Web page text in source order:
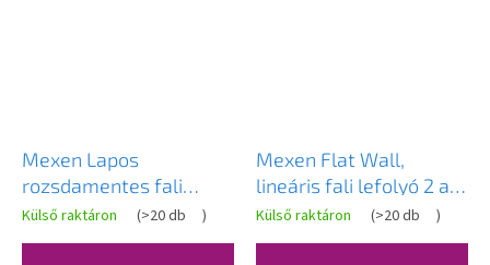
Mexen Lapos
rozsdamentes fali
zuhanytálca mintás
FAL, fekete, 1730100
Külső raktáron (>20 db )
Mexen Flat Wall,
lineáris fali lefolyó 2 az
1-ben 90 cm, rozéarany,
1630090
Külső raktáron (>20 db )